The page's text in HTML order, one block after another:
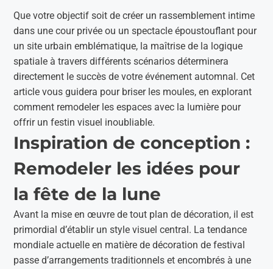
Que votre objectif soit de créer un rassemblement intime
dans une cour privée ou un spectacle époustouflant pour
un site urbain emblématique, la maîtrise de la logique
spatiale à travers différents scénarios déterminera
directement le succès de votre événement automnal. Cet
article vous guidera pour briser les moules, en explorant
comment remodeler les espaces avec la lumière pour
offrir un festin visuel inoubliable.
Inspiration de conception :
Remodeler les idées pour
la fête de la lune
Avant la mise en œuvre de tout plan de décoration, il est
primordial d’établir un style visuel central. La tendance
mondiale actuelle en matière de décoration de festival
passe d’arrangements traditionnels et encombrés à une